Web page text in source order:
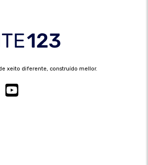
xeito diferente, construído mellor.